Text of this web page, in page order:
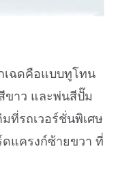
เฉดคือแบบทูโทน
ขาว และพ่นสีปั๊ม
ที่รถเวอร์ชั่นพิเศษ
แครงก์ซ้ายขวา ที่